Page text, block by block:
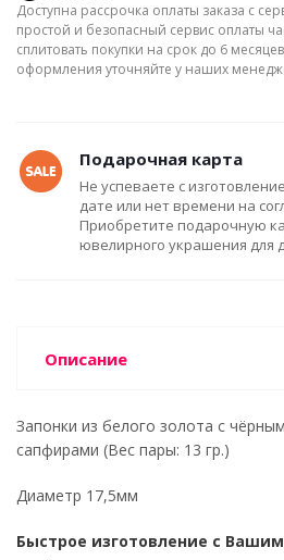
Доступна рассрочка оплаты заказа с
простой и безопасный сервис оплаты
сплитовать покупки на срок до 6
оформления уточняйте у наших
Подарочная карта
Не успеваете с
дате или нет времени на
Приобретите подарочную
ювелирного украшения для
Описание
Запонки из белого золота с
сапфирами (Вес пары: 13 гр.)
Диаметр 17,5мм
Быстрое изготовление с